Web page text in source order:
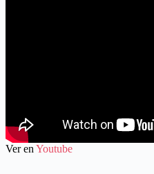
Ver en Youtube